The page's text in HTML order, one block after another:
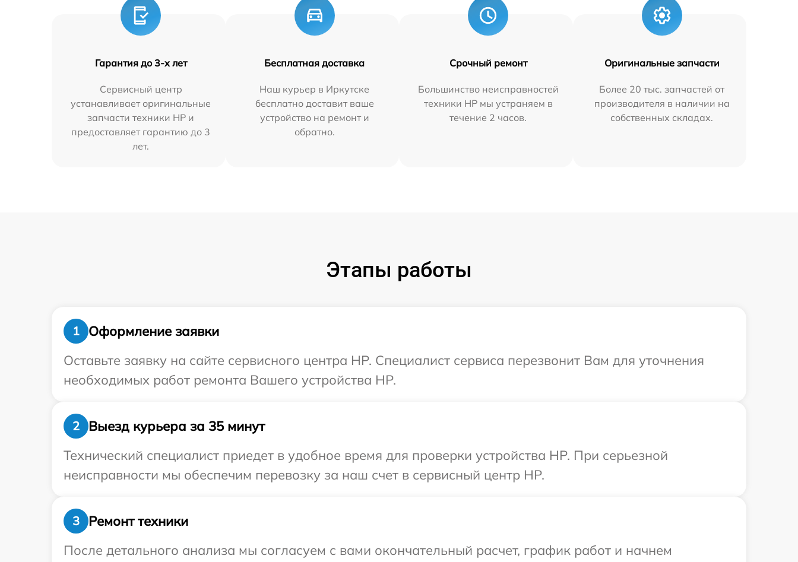
Гарантия до 3-х лет
Сервисный центр
устанавливает оригинальные
запчасти техники HP и
предоставляет гарантию до 3
лет.
Бесплатная доставка
Наш курьер в Иркутске
бесплатно доставит ваше
устройство на ремонт и
обратно.
Срочный ремонт
Большинство неисправностей
техники HP мы устраняем в
течение 2 часов.
Оригинальные запчасти
Более 20 тыс. запчастей от
производителя в наличии на
собственных складах.
Этапы работы
1
Оформление заявки
Оставьте заявку на сайте сервисного центра HP. Специалист сервиса перезвонит Вам для уточнения
необходимых работ ремонта Вашего устройства HP.
2
Выезд курьера за 35 минут
Технический специалист приедет в удобное время для проверки устройства HP. При серьезной
неисправности мы обеспечим перевозку за наш счет в сервисный центр HP.
3
Ремонт техники
После детального анализа мы согласуем с вами окончательный расчет, график работ и начнем